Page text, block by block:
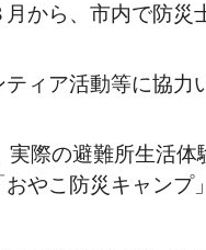
から、市内で防災
ィア活動等に協力
際の避難所生活体
やこ防災キャンプ